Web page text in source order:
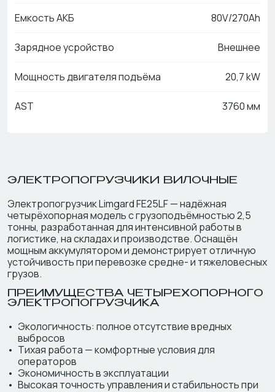
Емкость АКБ 80V/270Ah
Зарядное усройство Внешнее
Мощность двигателя подъёма 20,7 kW
AST 3760 мм
ЭЛЕКТРОПОГРУЗЧИКИ ВИЛОЧНЫЕ
Электропогрузчик Limgard FE25LF — надёжная
четырёхопорная модель с грузоподъёмностью 2,5
тонны, разработанная для интенсивной работы в
логистике, на складах и производстве. Оснащён
мощным аккумулятором и демонстрирует отличную
устойчивость при перевозке средне- и тяжеловесных
грузов.
ПРЕИМУЩЕСТВА ЧЕТЫРЕХОПОРНОГО
ЭЛЕКТРОПОГРУЗЧИКА
Экологичность: полное отсутствие вредных
выбросов
Тихая работа — комфортные условия для
операторов
Экономичность в эксплуатации
Высокая точность управления и стабильность при